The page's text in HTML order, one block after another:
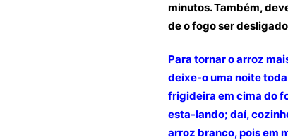
minutos. Também,
de o fogo ser
Para tornar o arroz
deixe-o uma noite
frigideira em cima do
esta-lando; daí,
arroz branco, pois em